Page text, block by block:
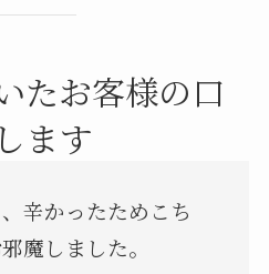
たお客様の口
ます
辛かったためこち
魔しました。